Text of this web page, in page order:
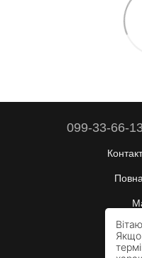
099-33-66-